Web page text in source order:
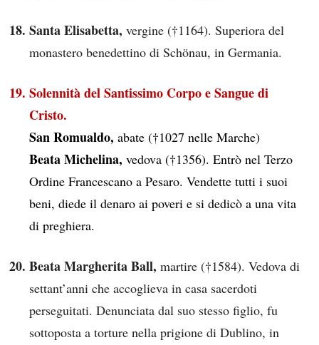
Santa Elisabetta, vergine (†1164). Superiora del
monastero benedettino di Schönau, in Germania.
Solennità del Santissimo Corpo e Sangue di
Cristo.
San Romualdo, abate (†1027 nelle Marche)
Beata Michelina, vedova (†1356). Entrò nel Terzo
Ordine Francescano a Pesaro. Vendette tutti i suoi
beni, diede il denaro ai poveri e si dedicò a una vita
di preghiera.
Beata Margherita Ball, martire (†1584). Vedova di
settant’anni che accoglieva in casa sacerdoti
perseguitati. Denunciata dal suo stesso figlio, fu
sottoposta a torture nella prigione di Dublino, in